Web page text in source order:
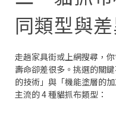
同類型與
走趟家具街或上網搜尋，
壽命卻差很多。挑選的關
的技術」與「機能塗層的
主流的 4 種貓抓布類型：